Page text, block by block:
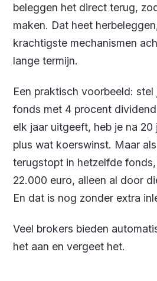
beleggen het direct terug,
maken. Dat heet
krachtigste mechanismen
lange termijn.
Een praktisch voorbeeld:
fonds met 4 procent
elk jaar uitgeeft, heb je na
plus wat koerswinst. Maar
terugstopt in hetzelfde
22.000 euro, alleen al door
En dat is nog zonder extra
Veel brokers bieden
het aan en vergeet het.